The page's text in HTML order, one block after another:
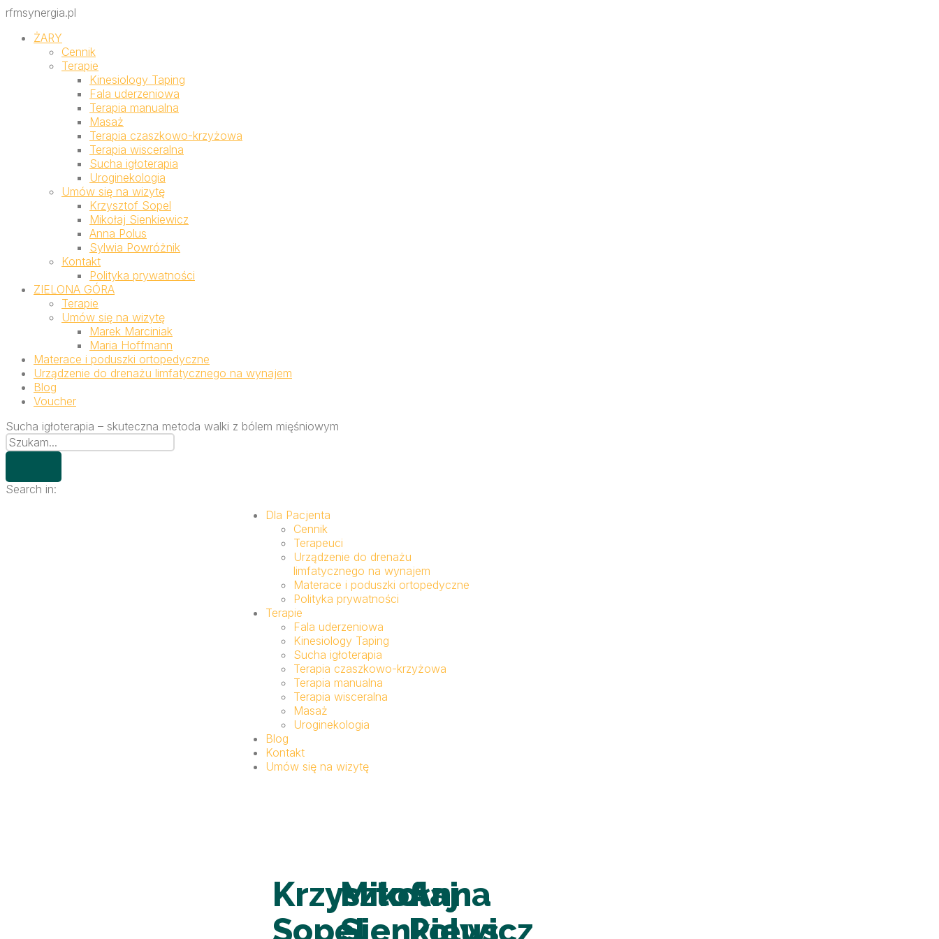
rfmsynergia.pl
ŻARY
Cennik
Terapie
Kinesiology Taping
Fala uderzeniowa
Terapia manualna
Masaż
Terapia czaszkowo-krzyżowa
Terapia wisceralna
Sucha igłoterapia
Uroginekologia
Umów się na wizytę
Krzysztof Sopel
Mikołaj Sienkiewicz
Anna Polus
Sylwia Powróżnik
Kontakt
Polityka prywatności
ZIELONA GÓRA
Terapie
Umów się na wizytę
Marek Marciniak
Maria Hoffmann
Materace i poduszki ortopedyczne
Urządzenie do drenażu limfatycznego na wynajem
Blog
Voucher
Sucha igłoterapia – skuteczna metoda walki z bólem mięśniowym
Search in:
Dla Pacjenta
Cennik
Terapeuci
Urządzenie do drenażu
limfatycznego na wynajem
Materace i poduszki ortopedyczne
Polityka prywatności
Terapie
Fala uderzeniowa
Kinesiology Taping
Sucha igłoterapia
Terapia czaszkowo-krzyżowa
Terapia manualna
Terapia wisceralna
Masaż
Uroginekologia
Blog
Kontakt
Umów się na wizytę
Krzysztof
Sopel
Mikołaj
Sienkiewicz
Anna
Polus